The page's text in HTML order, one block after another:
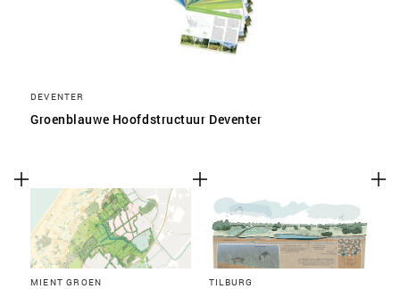
DEVENTER
Groenblauwe Hoofdstructuur Deventer
MIENT GROEN TILBURG